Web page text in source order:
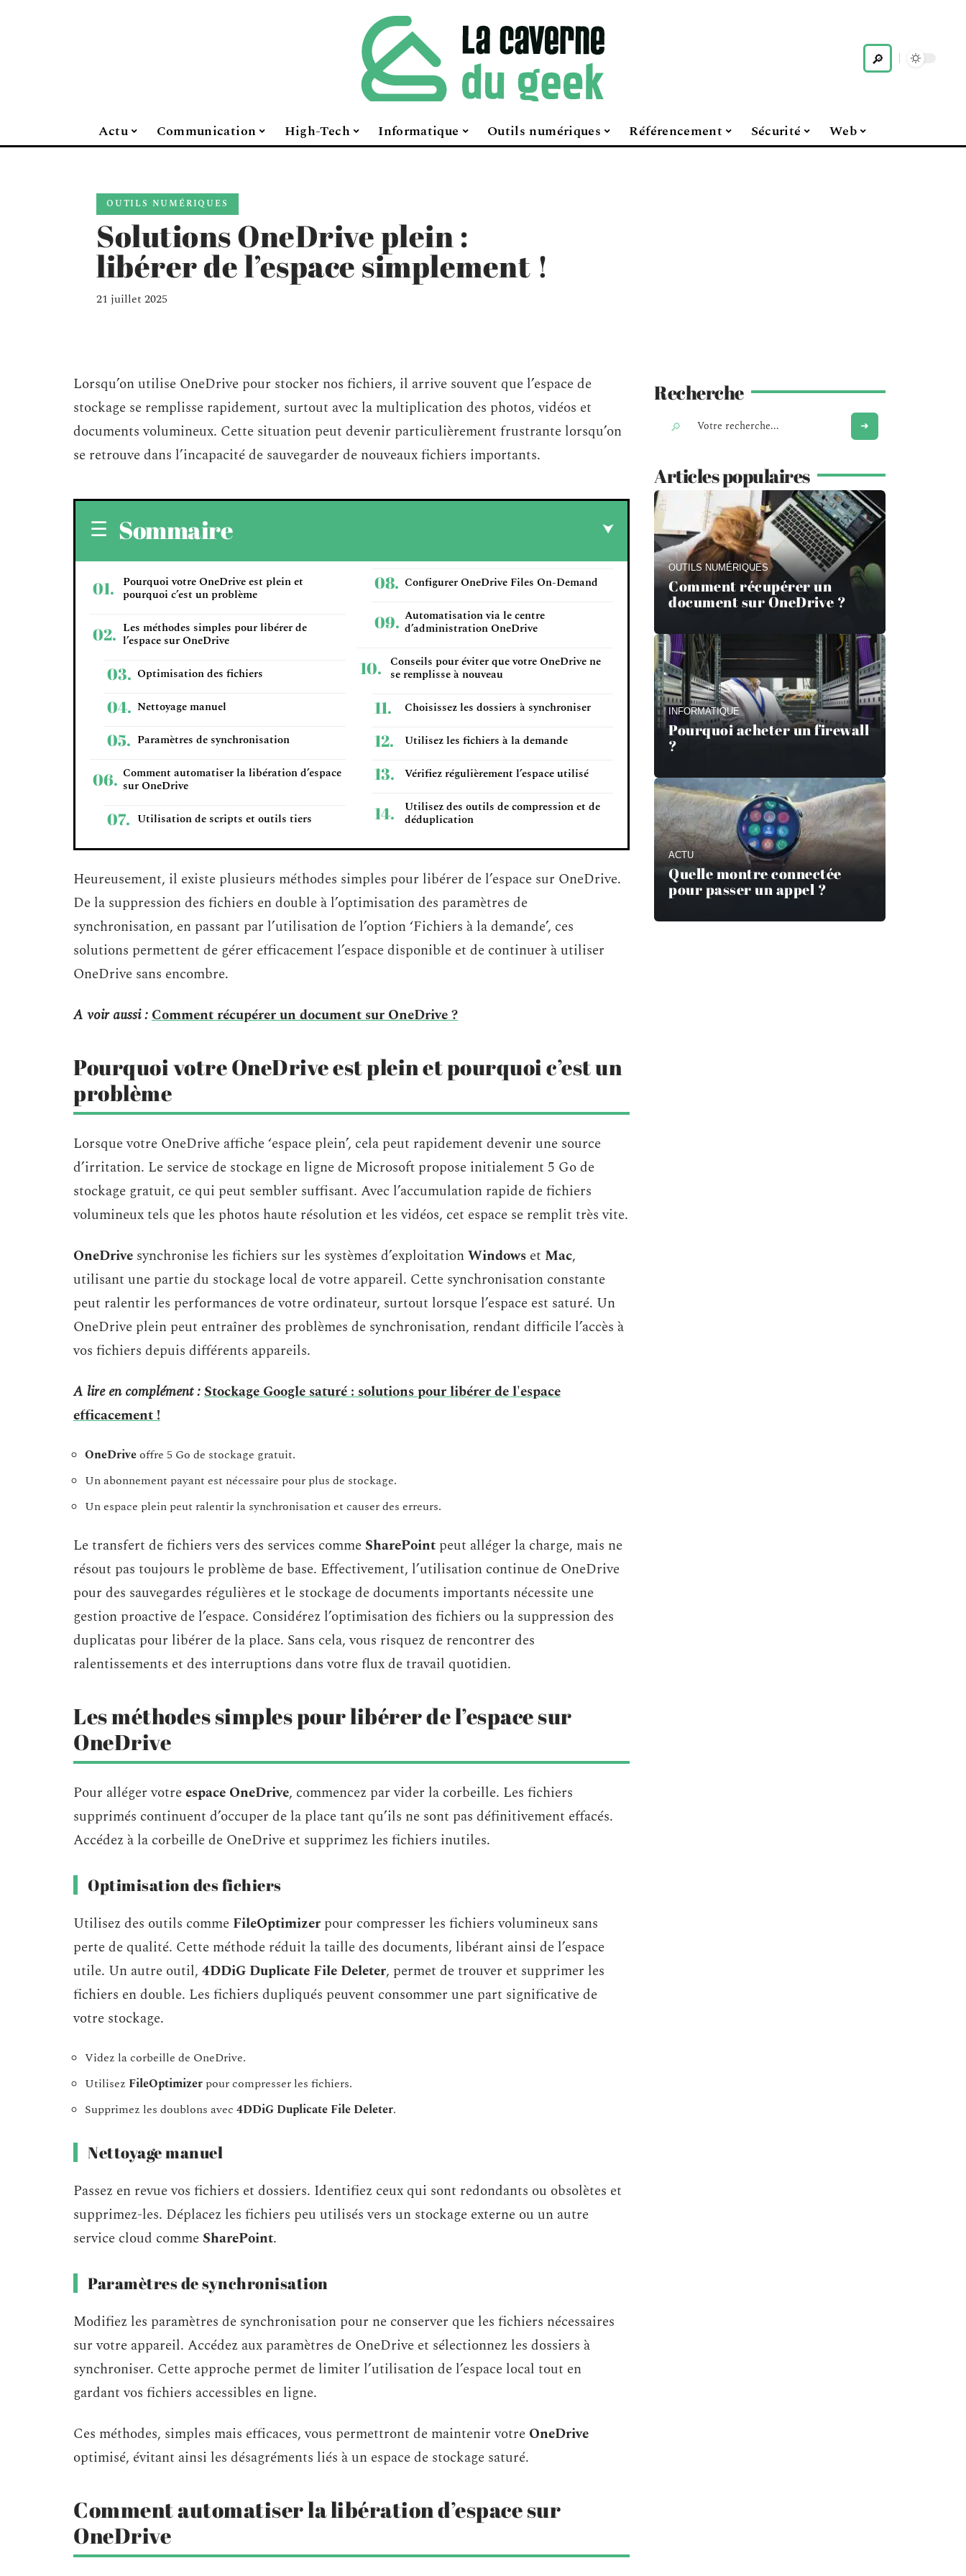
Actu Communication High-Tech Informatique Outils numériques Référencement Sécurité Web
OUTILS NUMÉRIQUES
Solutions OneDrive plein :
libérer de l’espace simplement !
21 juillet 2025
Lorsqu’on utilise OneDrive pour stocker nos fichiers, il arrive souvent que l’espace de
stockage se remplisse rapidement, surtout avec la multiplication des photos, vidéos et
documents volumineux. Cette situation peut devenir particulièrement frustrante lorsqu’on
se retrouve dans l’incapacité de sauvegarder de nouveaux fichiers importants.
Sommaire
Pourquoi votre OneDrive est plein et
pourquoi c’est un problème
Les méthodes simples pour libérer de
l’espace sur OneDrive
Optimisation des fichiers
Nettoyage manuel
Paramètres de synchronisation
Comment automatiser la libération d’espace
sur OneDrive
Utilisation de scripts et outils tiers
Configurer OneDrive Files On-Demand
Automatisation via le centre
d’administration OneDrive
Conseils pour éviter que votre OneDrive ne
se remplisse à nouveau
Choisissez les dossiers à synchroniser
Utilisez les fichiers à la demande
Vérifiez régulièrement l’espace utilisé
Utilisez des outils de compression et de
déduplication
Heureusement, il existe plusieurs méthodes simples pour libérer de l’espace sur OneDrive.
De la suppression des fichiers en double à l’optimisation des paramètres de
synchronisation, en passant par l’utilisation de l’option ‘Fichiers à la demande’, ces
solutions permettent de gérer efficacement l’espace disponible et de continuer à utiliser
OneDrive sans encombre.
A voir aussi :Comment récupérer un document sur OneDrive ?
Pourquoi votre OneDrive est plein et pourquoi c’est un
problème
Lorsque votre OneDrive affiche ‘espace plein’, cela peut rapidement devenir une source
d’irritation. Le service de stockage en ligne de Microsoft propose initialement 5 Go de
stockage gratuit, ce qui peut sembler suffisant. Avec l’accumulation rapide de fichiers
volumineux tels que les photos haute résolution et les vidéos, cet espace se remplit très vite.
OneDrive synchronise les fichiers sur les systèmes d’exploitationWindows et Mac,
utilisant une partie du stockage local de votre appareil. Cette synchronisation constante
peut ralentir les performances de votre ordinateur, surtout lorsque l’espace est saturé. Un
OneDrive plein peut entraîner des problèmes de synchronisation, rendant difficile l’accès à
vos fichiers depuis différents appareils.
A lire en complément :Stockage Google saturé : solutions pour libérer de l'espace
efficacement !
OneDriveoffre 5 Go de stockage gratuit.
Un abonnement payant est nécessaire pour plus de stockage.
Un espace plein peut ralentir la synchronisation et causer des erreurs.
Le transfert de fichiers vers des services comme SharePoint peut alléger la charge, mais ne
résout pas toujours le problème de base. Effectivement, l’utilisation continue de OneDrive
pour des sauvegardes régulières et le stockage de documents importants nécessite une
gestion proactive de l’espace. Considérez l’optimisation des fichiers ou la suppression des
duplicatas pour libérer de la place. Sans cela, vous risquez de rencontrer des
ralentissements et des interruptions dans votre flux de travail quotidien.
Les méthodes simples pour libérer de l’espace sur
OneDrive
Pour alléger votreespace OneDrive, commencez par vider la corbeille. Les fichiers
supprimés continuent d’occuper de la place tant qu’ils ne sont pas définitivement effacés.
Accédez à la corbeille de OneDrive et supprimez les fichiers inutiles.
Optimisation des fichiers
Utilisez des outils comme FileOptimizer pour compresser les fichiers volumineux sans
perte de qualité. Cette méthode réduit la taille des documents, libérant ainsi de l’espace
utile. Un autre outil, 4DDiG Duplicate File Deleter, permet de trouver et supprimer les
fichiers en double. Les fichiers dupliqués peuvent consommer une part significative de
votre stockage.
Videz la corbeille de OneDrive.
Utilisez FileOptimizer pour compresser les fichiers.
Supprimez les doublons avec 4DDiG Duplicate File Deleter.
Nettoyage manuel
Passez en revue vos fichiers et dossiers. Identifiez ceux qui sont redondants ou obsolètes et
supprimez-les. Déplacez les fichiers peu utilisés vers un stockage externe ou un autre
service cloud comme SharePoint.
Paramètres de synchronisation
Modifiez les paramètres de synchronisation pour ne conserver que les fichiers nécessaires
sur votre appareil. Accédez aux paramètres de OneDrive et sélectionnez les dossiers à
synchroniser. Cette approche permet de limiter l’utilisation de l’espace local tout en
gardant vos fichiers accessibles en ligne.
Ces méthodes, simples mais efficaces, vous permettront de maintenir votre OneDrive
optimisé, évitant ainsi les désagréments liés à un espace de stockage saturé.
Comment automatiser la libération d’espace sur
OneDrive
Recherche
Articles populaires
OUTILS NUMÉRIQUES
Comment récupérer un
document sur OneDrive ?
INFORMATIQUE
Pourquoi acheter un firewall
?
ACTU
Quelle montre connectée
pour passer un appel ?